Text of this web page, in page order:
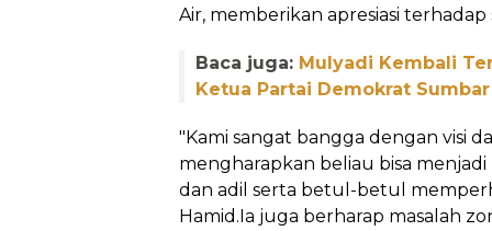
Air, memberikan apresiasi terhadap
Baca juga: Mulyadi Kembali
Ketua Partai Demokrat Sumbar
"Kami sangat bangga dengan visi
mengharapkan beliau bisa
dan adil serta betul-betul
Hamid.Ia juga berharap masalah